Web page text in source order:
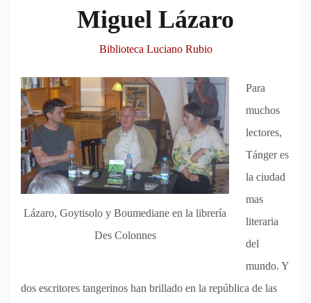
Miguel Lázaro
Biblioteca Luciano Rubio
Lázaro, Goytisolo y Boumediane en la librería
Des Colonnes
Para
muchos
lectores,
Tánger es
la ciudad
mas
literaria
del
mundo. Y
dos escritores tangerinos han brillado en la república de las